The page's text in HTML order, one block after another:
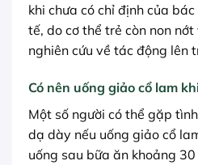
khi chưa có chỉ định của
tế, do cơ thể trẻ còn non nớt
nghiên cứu về tác động lên
Có nên uống giảo cổ lam
Một số người có thể gặp
dạ dày nếu uống giảo cổ
uống sau bữa ăn khoảng